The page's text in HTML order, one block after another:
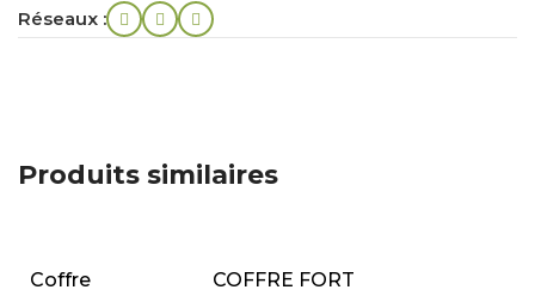
Réseaux :
Produits similaires
Coffre
COFFRE FORT